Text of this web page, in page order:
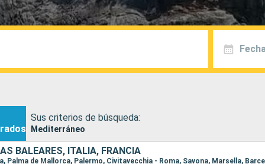
Sus criterios de búsqueda:
Mediterráneo
BALEARES, ITALIA, FRANCIA
Palma de Mallorca, Palermo, Civitavecchia - Roma, Savona, Marsella,